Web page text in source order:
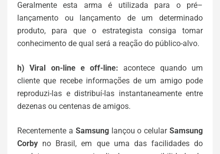
Geralmente esta arma é utilizada para o pré–
lançamento ou lançamento de um determinado
produto, para que o estrategista consiga tomar
conhecimento de qual será a reação do público-alvo.
h) Viral on-line e off-line: acontece quando um
cliente que recebe informações de um amigo pode
reproduzi-las e distribuí-las instantaneamente entre
dezenas ou centenas de amigos.
Recentemente a Samsunglançou o celularSamsung
Corby no Brasil, em que uma das facilidades do